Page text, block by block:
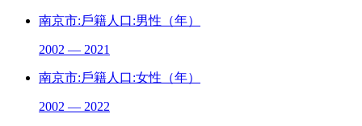
南京市:戶籍人口:男性（年）
2002 — 2021
南京市:戶籍人口:女性（年）
2002 — 2022